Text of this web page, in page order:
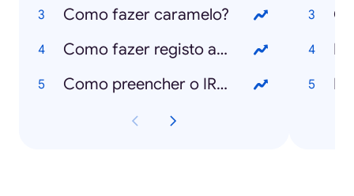
Como fazer caramelo?
Como fazer registo animal no SIAC?
Como preencher o IRS?